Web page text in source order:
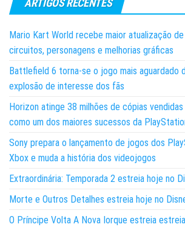
ARTIGOS RECENTES
Mario Kart World recebe maior atualização
circuitos, personagens e melhorias gráficas
Battlefield 6 torna-se o jogo mais aguardado
explosão de interesse dos fãs
Horizon atinge 38 milhões de cópias
como um dos maiores sucessos da
Sony prepara o lançamento de jogos dos
Xbox e muda a história dos videojogos
Extraordinária: Temporada 2 estreia hoje no
Morte e Outros Detalhes estreia hoje no
O Príncipe Volta A Nova Iorque estreia